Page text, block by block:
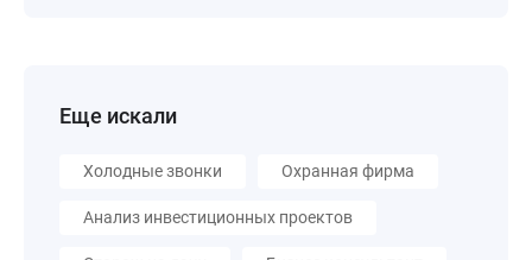
Еще искали
Холодные звонки Охранная фирма
Анализ инвестиционных проектов